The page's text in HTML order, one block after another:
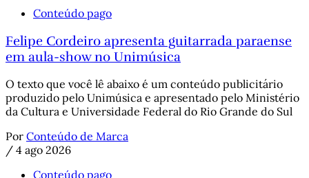
Conteúdo pago
Felipe Cordeiro apresenta guitarrada paraense
em aula-show no Unimúsica
O texto que você lê abaixo é um conteúdo publicitário
produzido pelo Unimúsica e apresentado pelo Ministério
da Cultura e Universidade Federal do Rio Grande do Sul
Por Conteúdo de Marca
/ 4 ago 2026
Conteúdo pago